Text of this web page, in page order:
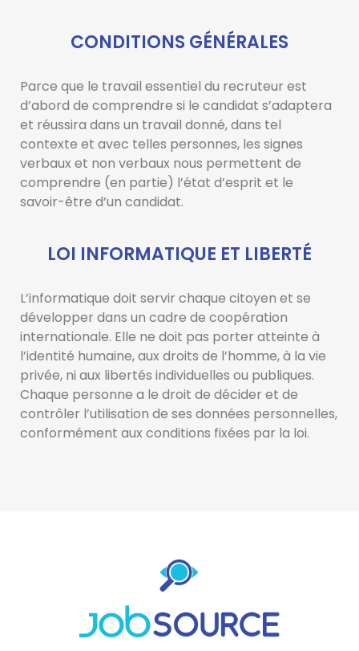
CONDITIONS GÉNÉRALES
Parce que le travail essentiel du recruteur est
d’abord de comprendre si le candidat s’adaptera
et réussira dans un travail donné, dans tel
contexte et avec telles personnes, les signes
verbaux et non verbaux nous permettent de
comprendre (en partie) l’état d’esprit et le
savoir-être d’un candidat.
LOI INFORMATIQUE ET LIBERTÉ
L’informatique doit servir chaque citoyen et se
développer dans un cadre de coopération
internationale. Elle ne doit pas porter atteinte à
l’identité humaine, aux droits de l’homme, à la vie
privée, ni aux libertés individuelles ou publiques.
Chaque personne a le droit de décider et de
contrôler l’utilisation de ses données personnelles,
conformément aux conditions fixées par la loi.